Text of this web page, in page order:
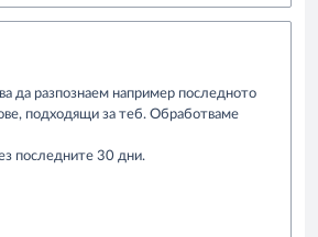
да разпознаем например последното
подходящи за теб. Обработваме
последните 30 дни.